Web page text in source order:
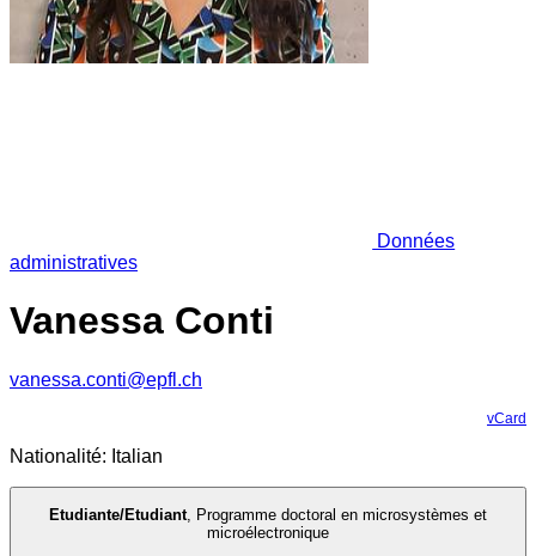
Données
administratives
Vanessa Conti
vanessa.conti@epfl.ch
vCard
Nationalité: Italian
Etudiante/Etudiant, Programme doctoral en microsystèmes et
microélectronique